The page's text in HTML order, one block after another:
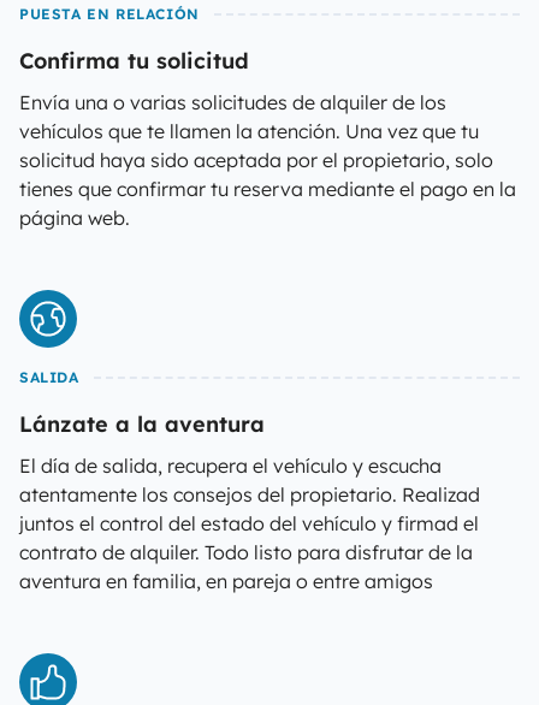
PUESTA EN RELACIÓN
Confirma tu solicitud
Envía una o varias solicitudes de alquiler de los
vehículos que te llamen la atención. Una vez que tu
solicitud haya sido aceptada por el propietario, solo
tienes que confirmar tu reserva mediante el pago en la
página web.
SALIDA
Lánzate a la aventura
El día de salida, recupera el vehículo y escucha
atentamente los consejos del propietario. Realizad
juntos el control del estado del vehículo y firmad el
contrato de alquiler. Todo listo para disfrutar de la
aventura en familia, en pareja o entre amigos